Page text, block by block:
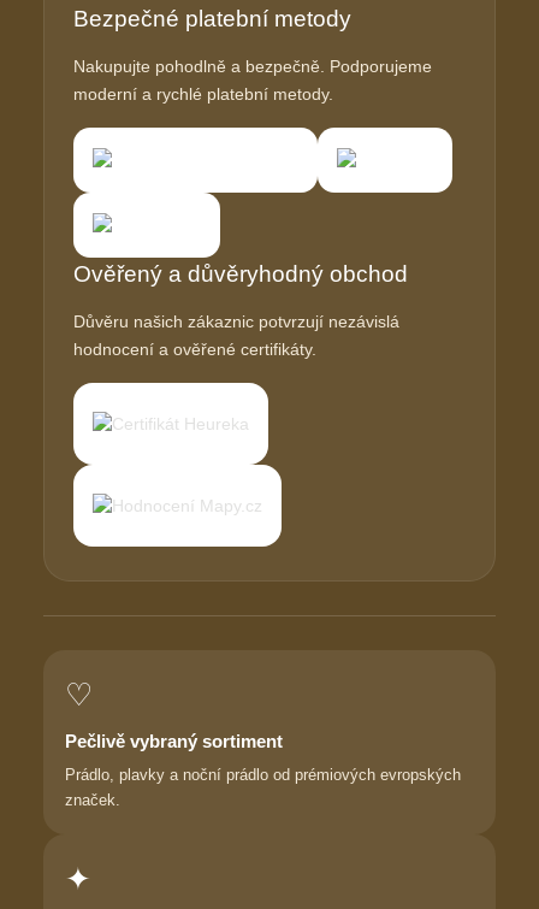
Bezpečné platební metody
Nakupujte pohodlně a bezpečně. Podporujeme
moderní a rychlé platební metody.
Ověřený a důvěryhodný obchod
Důvěru našich zákaznic potvrzují nezávislá
hodnocení a ověřené certifikáty.
♡
Pečlivě vybraný sortiment
Prádlo, plavky a noční prádlo od prémiových evropských
značek.
✦